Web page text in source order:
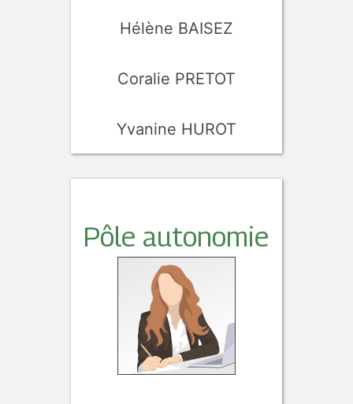
Hélène BAISEZ
Coralie PRETOT
Yvanine HUROT
Pôle autonomie